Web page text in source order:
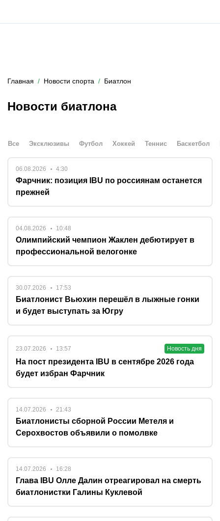
Главная Новости спорта Биатлон
Новости биатлона
Все Эксклюзивы Футбол Хоккей Теннис Баскетбол
06.08.2026 4:30
Фарчник: позиция IBU по россиянам останется
прежней
04.08.2026 10:48
Олимпийский чемпион Жаклен дебютирует в
профессиональной велогонке
30.07.2026 17:53
Биатлонист Вьюхин перешёл в лыжные гонки
и будет выступать за Югру
23.07.2026 13:57 Новость дня
На пост президента IBU в сентябре 2026 года
будет избран Фарчник
14.07.2026 21:43
Биатлонисты сборной России Метеля и
Серохвостов объявили о помолвке
14.07.2026 16:28
Глава IBU Олле Далин отреагировал на смерть
биатлонистки Галины Куклевой